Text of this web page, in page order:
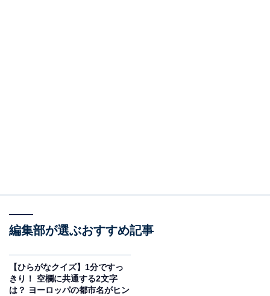
編集部が選ぶおすすめ記事
【ひらがなクイズ】1分ですっ
きり！ 空欄に共通する2文字
は？ ヨーロッパの都市名がヒン